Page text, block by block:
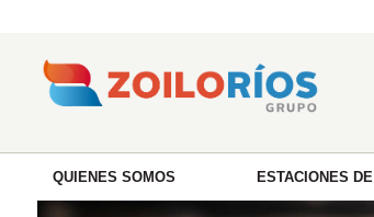
QUIENES SOMOS ESTACIONES